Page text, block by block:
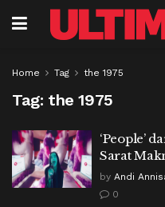
Home Tag the 1975
Tag: the 1975
‘People’
Sarat
by Andi
0